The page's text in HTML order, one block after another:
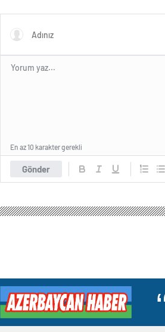
Gönder
En az 10 karakter gerekli